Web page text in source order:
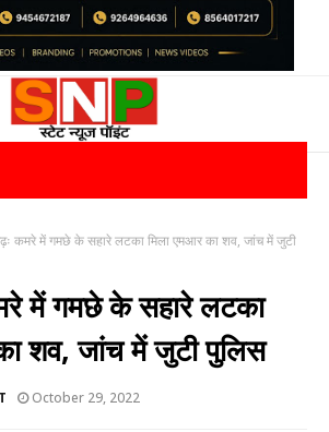
कमरे में गमछे के सहारे लटका मिला एमआर का शव, जांच में जुटी
में गमछे के सहारे लटका
शव, जांच में जुटी पुलिस
October 29, 2022